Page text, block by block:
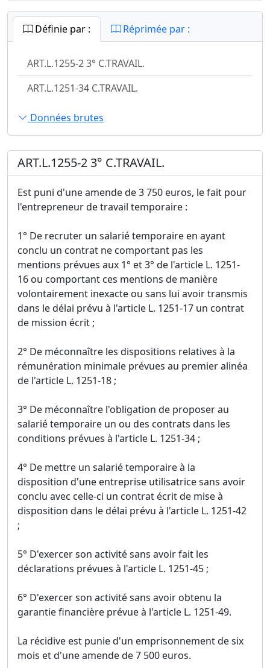
Définie par : Réprimée par :
ART.L.1255-2 3° C.TRAVAIL.
ART.L.1251-34 C.TRAVAIL.
Données brutes
ART.L.1255-2 3° C.TRAVAIL.
Est puni d'une amende de 3 750 euros, le fait pour
l'entrepreneur de travail temporaire :
1° De recruter un salarié temporaire en ayant
conclu un contrat ne comportant pas les
mentions prévues aux 1° et 3° de l'article L. 1251-
16 ou comportant ces mentions de manière
volontairement inexacte ou sans lui avoir transmis
dans le délai prévu à l'article L. 1251-17 un contrat
de mission écrit ;
2° De méconnaître les dispositions relatives à la
rémunération minimale prévues au premier alinéa
de l'article L. 1251-18 ;
3° De méconnaître l'obligation de proposer au
salarié temporaire un ou des contrats dans les
conditions prévues à l'article L. 1251-34 ;
4° De mettre un salarié temporaire à la
disposition d'une entreprise utilisatrice sans avoir
conclu avec celle-ci un contrat écrit de mise à
disposition dans le délai prévu à l'article L. 1251-42
;
5° D'exercer son activité sans avoir fait les
déclarations prévues à l'article L. 1251-45 ;
6° D'exercer son activité sans avoir obtenu la
garantie financière prévue à l'article L. 1251-49.
La récidive est punie d'un emprisonnement de six
mois et d'une amende de 7 500 euros.